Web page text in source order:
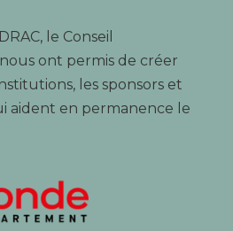
le Conseil
ont permis de créer
les sponsors et
aident en permanence le